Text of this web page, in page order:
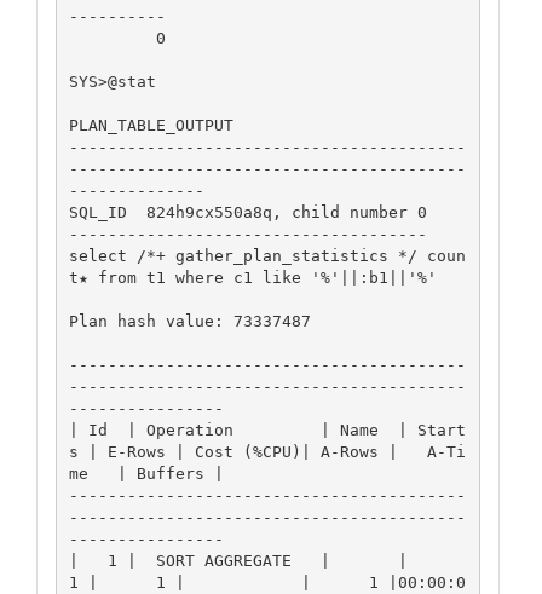
----------
SYS>@stat
PLAN_TABLE_OUTPUT
-----------------------------------------
-----------------------------------------
--------------
SQL_ID  824h9cx550a8q, child number 0
-------------------------------------
select /*+ gather_plan_statistics */ coun
t★ from t1 where c1 like '%'||:b1||'%'
Plan hash value: 73337487
-----------------------------------------
-----------------------------------------
----------------
| Id  | Operation         | Name  | Start
s | E-Rows | Cost (%CPU)| A-Rows |   A-Ti
me   | Buffers |
-----------------------------------------
-----------------------------------------
----------------
|   1 |  SORT AGGREGATE   |       |
1 |      1 |            |      1 |00:00:0